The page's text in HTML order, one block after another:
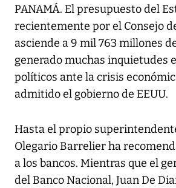
PANAMÁ. El presupuesto del
recientemente por el Consejo
asciende a 9 mil 763 millones
generado muchas inquietudes
políticos ante la crisis
admitido el gobierno de EEUU.
Hasta el propio
Olegario Barrelier ha
a los bancos. Mientras que el
del Banco Nacional, Juan De